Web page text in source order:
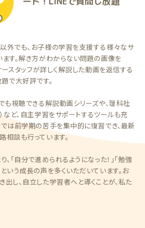
外でも、お子様の学習を支援する様々なサ
す。解き方がわからない問題の画像を
スタッフが詳しく解説した動画を返信する
で大好評です。
も視聴できる解説動画シリーズや、理科社
など、自主学習をサポートするツールも充
は前学期の苦手を集中的に復習でき、最新
談も行っています。
、「自分で進められるようになった！」「勉強
いう成長の声を多くいただいています。お
し、自立した学習者へと導くことが、私た